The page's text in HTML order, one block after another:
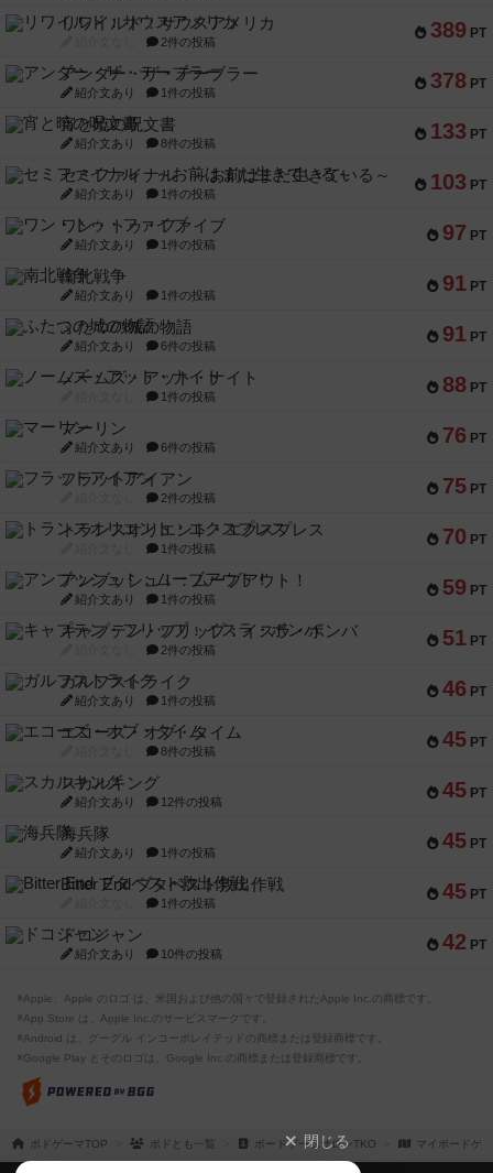
389 PT
リワイルド：サウスアメリカ
2件の投稿
378 PT
アンダー・ザ・テーブラー
紹介文あり 1件の投稿
133 PT
宵と暁の呪文書
紹介文あり 8件の投稿
103 PT
セミファイナル ～お前はまだ生きている～
紹介文あり 1件の投稿
97 PT
ワン・トゥ・ファイブ
紹介文あり 1件の投稿
91 PT
南北戦争
紹介文あり 1件の投稿
91 PT
ふたつの城の物語
紹介文あり 6件の投稿
88 PT
ノームズ・アット・ナイト
1件の投稿
76 PT
マーリン
紹介文あり 6件の投稿
75 PT
フラットアイアン
2件の投稿
70 PT
トランスオリエント・エクスプレス
1件の投稿
59 PT
アンブッシュ！：ムーブアウト！
紹介文あり 1件の投稿
51 PT
キャプテン・フリップ：イスラ・ボンバ
2件の投稿
46 PT
ガルフストライク
紹介文あり 1件の投稿
45 PT
エコーズ・オブ・タイム
8件の投稿
45 PT
スカルキング
紹介文あり 12件の投稿
45 PT
海兵隊
紹介文あり 1件の投稿
45 PT
Bitter End ブタペスト救出作戦
1件の投稿
42 PT
ドコジャン
紹介文あり 10件の投稿
※Apple、Apple のロゴ は、米国および他の国々で登録されたApple Inc.の商標です。
※App Store は、Apple Inc.のサービスマークです。
※Android は、グーグル インコーポレイテッドの商標または登録商標です。
※Google Play とそのロゴは、Google Inc.の商標または登録商標です。
ボドゲーマTOP ボドとも一覧 ボードゲームサロンTKO マイボードゲ
閉じる